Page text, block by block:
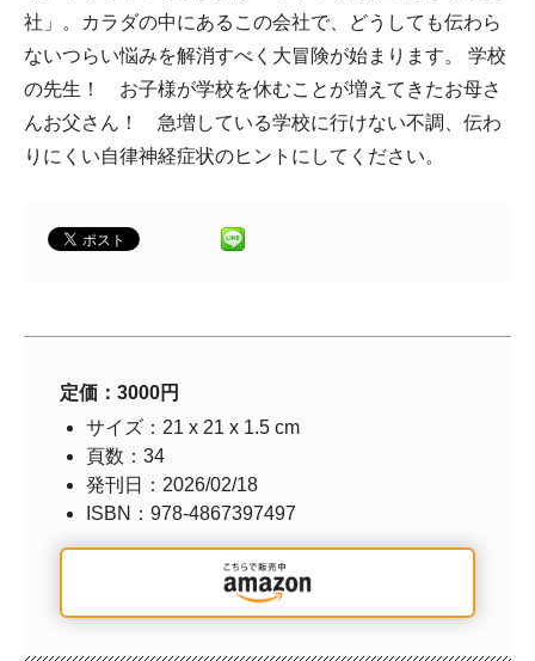
社」。カラダの中にあるこの会社で、どうしても伝わら
ないつらい悩みを解消すべく大冒険が始まります。 学校
の先生！ お子様が学校を休むことが増えてきたお母さ
んお父さん！ 急増している学校に行けない不調、伝わ
りにくい自律神経症状のヒントにしてください。
定価：3000円
サイズ：21 x 21 x 1.5 cm
頁数：34
発刊日：2026/02/18
ISBN：978-4867397497